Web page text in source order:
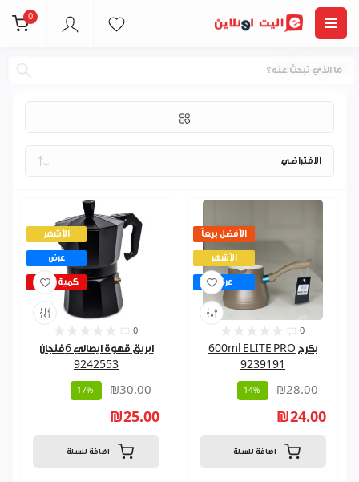
0
اباريق وبكارج
الأشهر
عرض
كمية قليلة
0
ابريق قهوة ايطالي 6فنجان
9242553
₪30.00
-17%
₪25.00
اضافة للسلة
الأفضل بيعاً
الأشهر
عرض
0
بكرج 600ml ELITE PRO
9239191
₪28.00
-14%
₪24.00
اضافة للسلة